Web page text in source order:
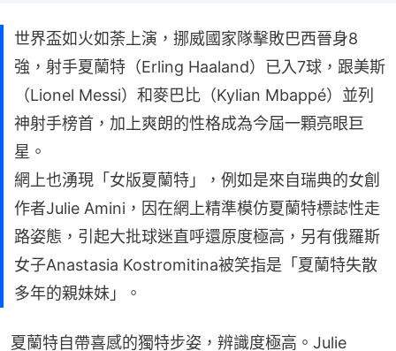
世界盃如火如荼上演，挪威國家隊擊敗巴西晉身8
強，射手夏蘭特（Erling Haaland）已入7球，跟美斯
（Lionel Messi）和麥巴比（Kylian Mbappé）並列
神射手榜首，加上爽朗的性格成為今屆一顆亮眼巨
星。
網上也湧現「女版夏蘭特」，例如是來自瑞典的女創
作者Julie Amini，因在網上精準模仿夏蘭特標誌性走
路姿態，引起大批球迷直呼還原度極高，另有俄羅斯
女子Anastasia Kostromitina被笑指是「夏蘭特失散
多年的親妹妹」。
夏蘭特自帶喜感的獨特步姿，辨識度極高。Julie